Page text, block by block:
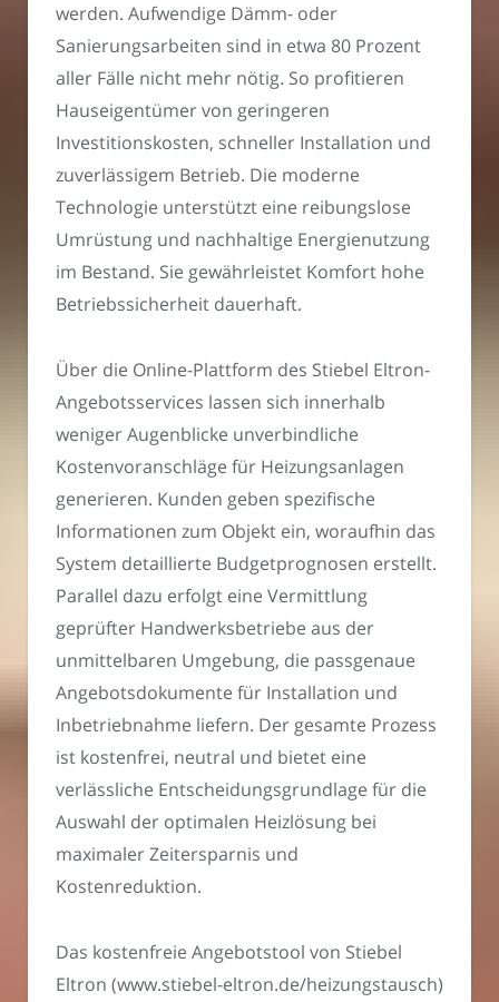
werden. Aufwendige Dämm- oder
Sanierungsarbeiten sind in etwa 80 Prozent
aller Fälle nicht mehr nötig. So profitieren
Hauseigentümer von geringeren
Investitionskosten, schneller Installation und
zuverlässigem Betrieb. Die moderne
Technologie unterstützt eine reibungslose
Umrüstung und nachhaltige Energienutzung
im Bestand. Sie gewährleistet Komfort hohe
Betriebssicherheit dauerhaft.
Über die Online-Plattform des Stiebel Eltron-
Angebotsservices lassen sich innerhalb
weniger Augenblicke unverbindliche
Kostenvoranschläge für Heizungsanlagen
generieren. Kunden geben spezifische
Informationen zum Objekt ein, woraufhin das
System detaillierte Budgetprognosen erstellt.
Parallel dazu erfolgt eine Vermittlung
geprüfter Handwerksbetriebe aus der
unmittelbaren Umgebung, die passgenaue
Angebotsdokumente für Installation und
Inbetriebnahme liefern. Der gesamte Prozess
ist kostenfrei, neutral und bietet eine
verlässliche Entscheidungsgrundlage für die
Auswahl der optimalen Heizlösung bei
maximaler Zeitersparnis und
Kostenreduktion.
Das kostenfreie Angebotstool von Stiebel
Eltron (www.stiebel-eltron.de/heizungstausch)